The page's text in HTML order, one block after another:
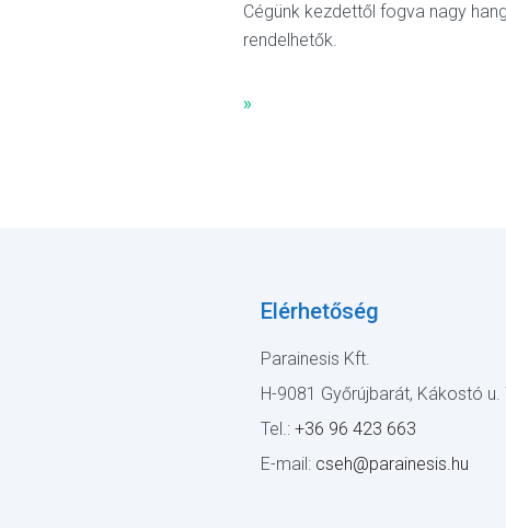
Cégünk kezdettől fogva nagy
rendelhetők.
»
Elérhetőség
Parainesis Kft.
H-9081 Győrújbarát, Kákostó u.
Tel.: +36 96 423 663
E-mail: cseh@parainesis.hu